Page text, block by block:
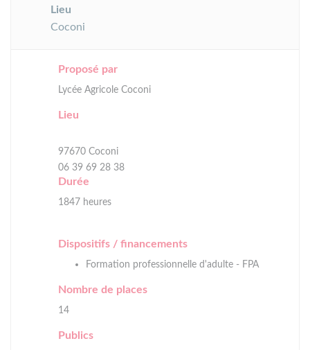
Lieu
Coconi
Proposé par
Lycée Agricole Coconi
Lieu
97670 Coconi
06 39 69 28 38
Durée
1847 heures
Dispositifs / financements
Formation professionnelle d'adulte - FPA
Nombre de places
14
Publics